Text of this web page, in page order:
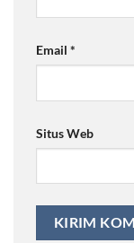
Email *
Situs Web